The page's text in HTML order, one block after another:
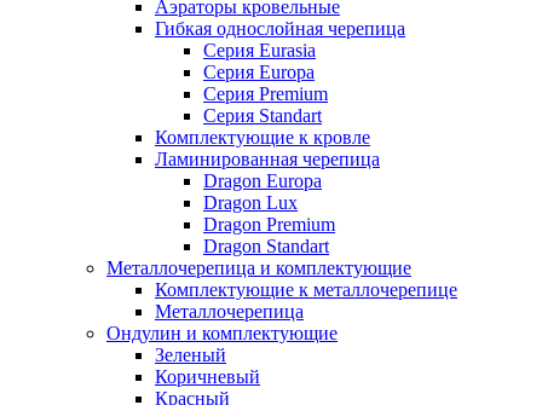
Аэраторы кровельные
Гибкая однослойная черепица
Серия Eurasia
Серия Europa
Серия Premium
Серия Standart
Комплектующие к кровле
Ламинированная черепица
Dragon Europa
Dragon Lux
Dragon Premium
Dragon Standart
Металлочерепица и комплектующие
Комплектующие к металлочерепице
Металлочерепица
Ондулин и комплектующие
Зеленый
Коричневый
Красный